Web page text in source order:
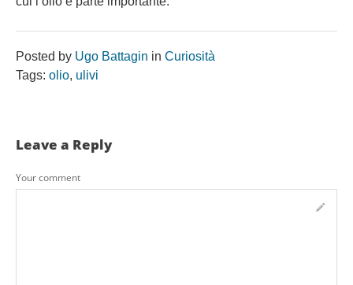
Posted by Ugo Battagin in Curiosità
Tags: olio, ulivi
Leave a Reply
Your comment